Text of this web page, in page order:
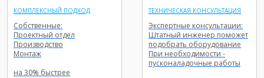
КОМПЛЕКСНЫЙ ПОДХОД
Собственные:
Проектный отдел
Производство
Монтаж
на 30% быстрее
ТЕХНИЧЕСКАЯ КОНСУЛЬТАЦИЯ
Экспертные консультации:
Штатный инженер поможет
подобрать оборудование
При необходимости -
пусконаладочные работы